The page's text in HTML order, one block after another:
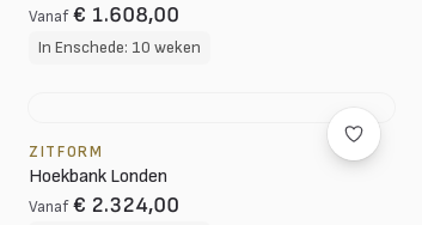
Vanaf € 1.608,00
In Enschede: 10 weken
ZITFORM
Hoekbank Londen
Vanaf € 2.324,00